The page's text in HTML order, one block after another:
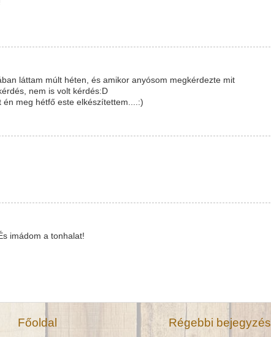
láttam múlt héten, és amikor anyósom megkérdezte mit
nem is volt kérdés:D
meg hétfő este elkészítettem....:)
imádom a tonhalat!
Régebbi bejegyzés
Főoldal